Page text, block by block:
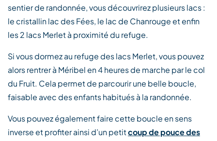
sentier de randonnée, vous découvrirez plusieurs lacs :
le cristallin lac des Fées, le lac de Chanrouge et enfin
les 2 lacs Merlet à proximité du refuge.
Si vous dormez au refuge des lacs Merlet, vous pouvez
alors rentrer à Méribel en 4 heures de marche par le col
du Fruit. Cela permet de parcourir une belle boucle,
faisable avec des enfants habitués à la randonnée.
Vous pouvez également faire cette boucle en sens
inverse et profiter ainsi d’un petitcoup de pouce des